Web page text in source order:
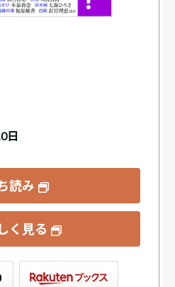
日
読み
く見る